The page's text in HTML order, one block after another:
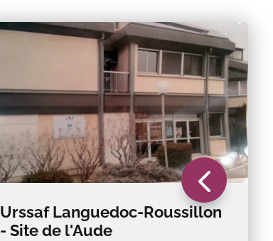
Urssaf Languedoc-Roussillon
- Site de l'Aude
4